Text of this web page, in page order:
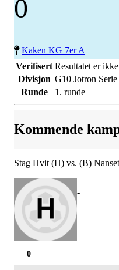
0
Kaken KG 7er A
Verifisert Resultatet er
Divisjon G10 Jotron
Runde
1. runde
Kommende
Stag Hvit (H) vs. (B)
-
0